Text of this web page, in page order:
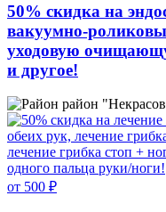
50% скидка на
вакуумно-
уходовую
и другое!
район
от 500 ₽